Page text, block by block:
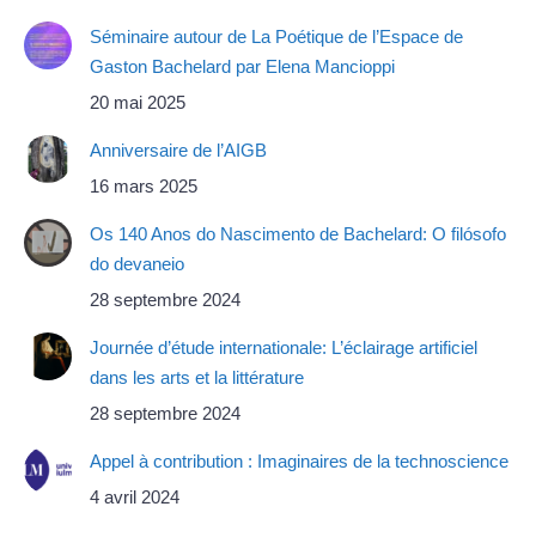
Séminaire autour de La Poétique de l’Espace de
Gaston Bachelard par Elena Mancioppi
20 mai 2025
Anniversaire de l’AIGB
16 mars 2025
Os 140 Anos do Nascimento de Bachelard: O filósofo
do devaneio
28 septembre 2024
Journée d’étude internationale: L’éclairage artificiel
dans les arts et la littérature
28 septembre 2024
Appel à contribution : Imaginaires de la technoscience
4 avril 2024